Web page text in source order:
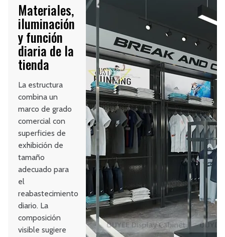
Materiales,
iluminación
y función
diaria de la
tienda
La estructura
combina un
marco de grado
comercial con
superficies de
exhibición de
tamaño
adecuado para
el
reabastecimiento
diario. La
composición
visible sugiere